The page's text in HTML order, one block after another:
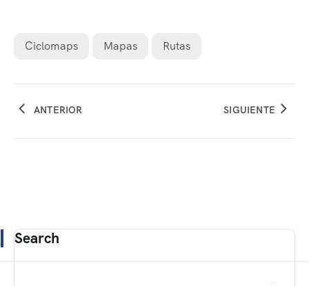
Ciclomaps Mapas Rutas
ANTERIOR SIGUIENTE
Search